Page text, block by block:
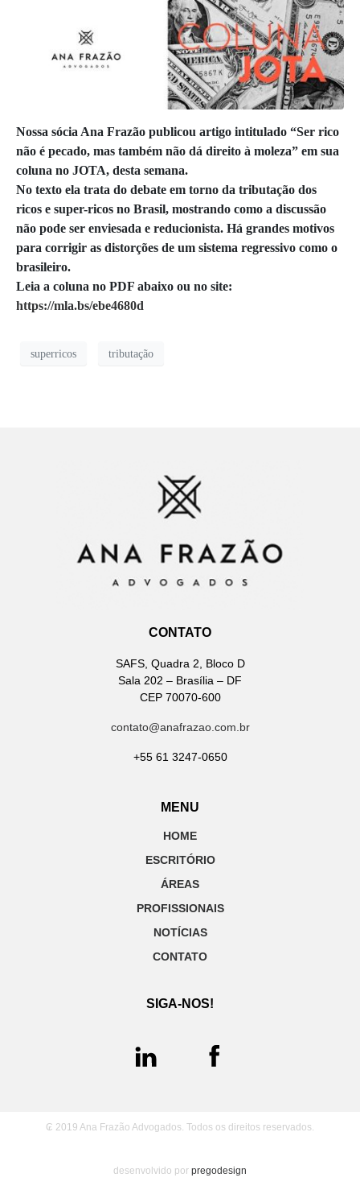
Nossa sócia Ana Frazão publicou artigo intitulado “Ser rico
não é pecado, mas também não dá direito à moleza” em sua
coluna no JOTA, desta semana.
No texto ela trata do debate em torno da tributação dos
ricos e super-ricos no Brasil, mostrando como a discussão
não pode ser enviesada e reducionista. Há grandes motivos
para corrigir as distorções de um sistema regressivo como o
brasileiro.
Leia a coluna no PDF abaixo ou no site:
https://mla.bs/ebe4680d
superricos tributação
CONTATO
SAFS, Quadra 2, Bloco D
Sala 202 – Brasília – DF
CEP 70070-600
contato@anafrazao.com.br
+55 61 3247-0650
MENU
HOME
ESCRITÓRIO
ÁREAS
PROFISSIONAIS
NOTÍCIAS
CONTATO
SIGA-NOS!
₢ 2019 Ana Frazão Advogados. Todos os direitos reservados.
desenvolvido por pregodesign